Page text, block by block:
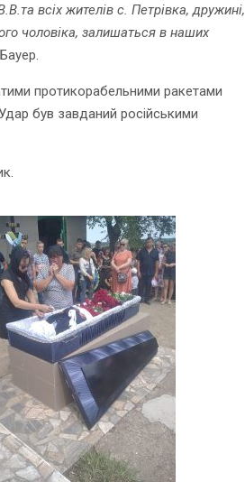
всіх жителів с. Петрівка, дружині,
чоловіка, залишаться в наших
протикорабельними ракетами
був завданий російськими